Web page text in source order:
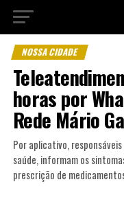
NOSSA CIDADE
horas por
Rede Mário
Por aplicativo,
saúde, informam os
prescrição de